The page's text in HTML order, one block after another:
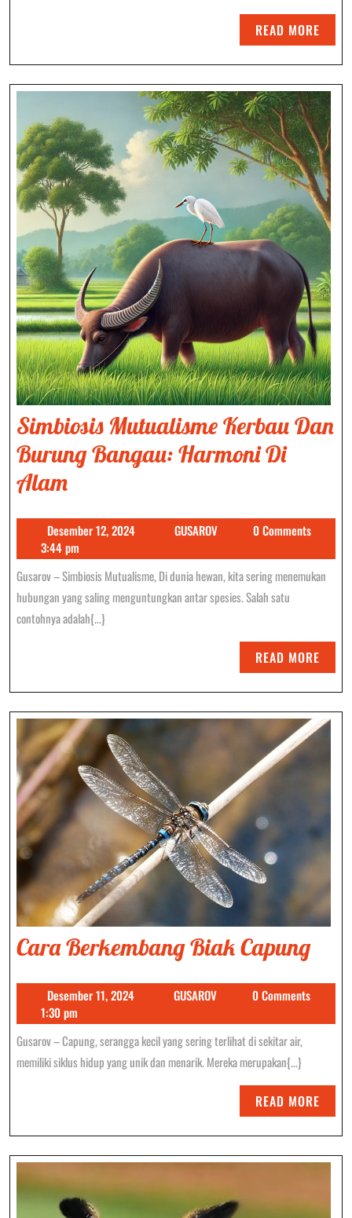
Dan
READ MORE
MORE
Simbiosis Mutualisme Kerbau Dan
Burung Bangau: Harmoni Di
AlamSimbiosis
Kerbau
Dan
Burung
Bangau:
Alam
Desember 12, 2024Desember
2024
GUSAROVGUSAROV0 Comments
3:44 pm
Gusarov – Simbiosis Mutualisme, Di dunia hewan, kita sering menemukan
hubungan yang saling menguntungkan antar spesies. Salah satu
contohnya adalah{...}
READ MORE
MORE
Cara Berkembang Biak Capung
Desember 11, 2024Desember
2024
GUSAROVGUSAROV0 Comments
1:30 pm
Gusarov – Capung, serangga kecil yang sering terlihat di sekitar air,
memiliki siklus hidup yang unik dan menarik. Mereka merupakan{...}
READ MORE
MORE